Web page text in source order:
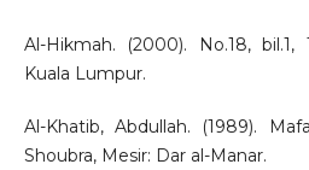
Al-Hikmah. (2000). No.18, bil.1,
Kuala Lumpur.
Al-Khatib, Abdullah. (1989).
Shoubra, Mesir: Dar al-Manar.